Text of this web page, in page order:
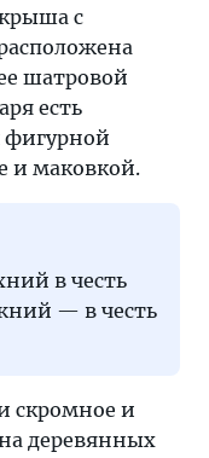
с
шатровой
есть
фигурной
и маковкой.
в честь
— в честь
скромное и
деревянных